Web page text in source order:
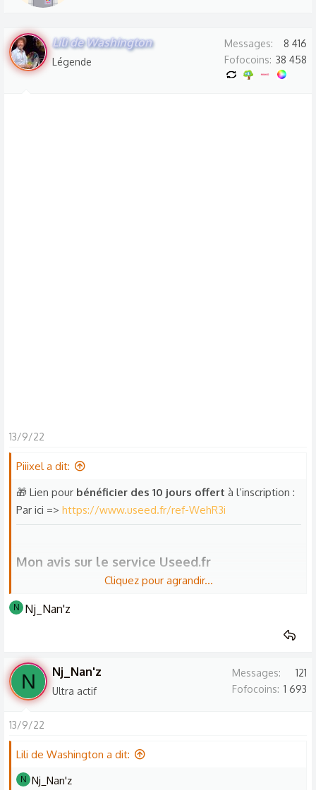
n
b
Lili de Washington
Légende
Messages
8 416
Fofocoins 38 458
13/9/22
Piiixel a dit:
🎁 Lien pour bénéficier des 10 jours offert à l’inscription :
Par ici => https://www.useed.fr/ref-WehR3i
Mon avis sur le service Useed.fr​
Excellent service abordable fourni par useed.fr . Seedbox
partagée simple à utiliser à un prix avantageux et sans
défauts. Parfait pour ceux qui veulent une seedbox pour se
OpenVPN.
Tarifs actuels :​
Mini​ Starter​
Cliquez pour agrandir...
N Nj_Nan'z
N Nj_Nan'z
Ultra actif
Messages
121
Fofocoins 1 693
13/9/22
Lili de Washington a dit:
N Nj_Nan'z